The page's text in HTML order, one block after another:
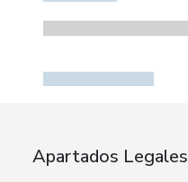
Apartados Legales